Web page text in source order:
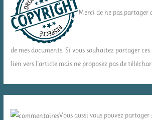
Merci de ne pas partager
de mes documents. Si vous souhaitez partager
lien vers l'article mais ne proposez pas de
Vous aussi vous pouvez partager